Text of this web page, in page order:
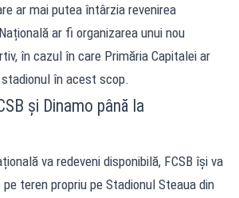
ar mai putea întârzia revenirea
ar fi organizarea unui nou
în cazul în care Primăria Capitalei ar
în acest scop.
și Dinamo până la
va redeveni disponibilă, FCSB își va
teren propriu pe Stadionul Steaua din